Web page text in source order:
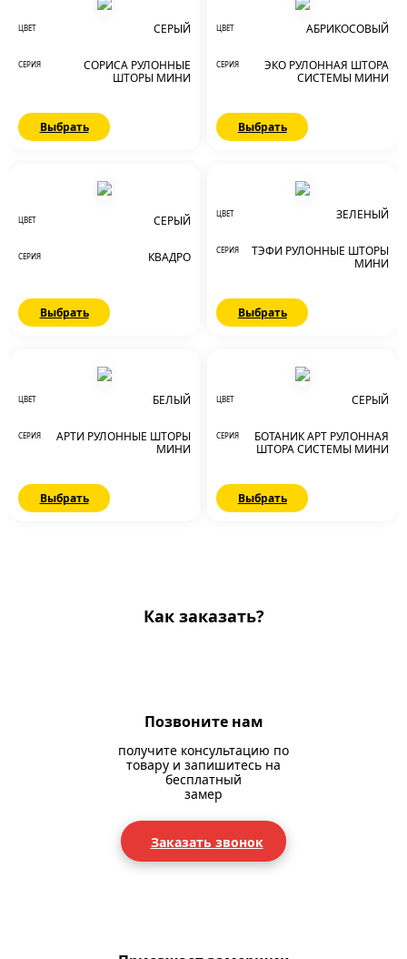
ЦВЕТ СЕРЫЙ
СЕРИЯ
СОРИСА РУЛОННЫЕ
ШТОРЫ МИНИ
Выбрать
ЦВЕТ АБРИКОСОВЫЙ
СЕРИЯ
ЭКО РУЛОННАЯ ШТОРА
СИСТЕМЫ МИНИ
Выбрать
ЦВЕТ СЕРЫЙ
СЕРИЯ КВАДРО
Выбрать
ЦВЕТ ЗЕЛЕНЫЙ
СЕРИЯ
ТЭФИ РУЛОННЫЕ ШТОРЫ
МИНИ
Выбрать
ЦВЕТ БЕЛЫЙ
СЕРИЯ
АРТИ РУЛОННЫЕ ШТОРЫ
МИНИ
Выбрать
ЦВЕТ СЕРЫЙ
СЕРИЯ
БОТАНИК АРТ РУЛОННАЯ
ШТОРА СИСТЕМЫ МИНИ
Выбрать
Как заказать?
Позвоните нам
получите консультацию по
товару и запишитесь на
бесплатный
замер
Заказать звонок